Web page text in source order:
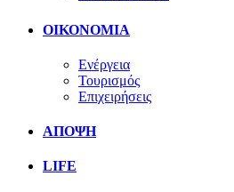
ΟΙΚΟΝΟΜΙΑ
Ενέργεια
Τουρισμός
Επιχειρήσεις
ΑΠΟΨΗ
LIFE